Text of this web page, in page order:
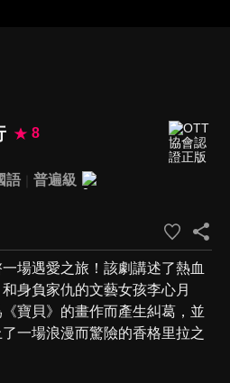
8
語
普遍級
場遇愛之旅！該劇講述了熱血
身負家仇的文藝女孩李心月
《寶貝》的畫作而產生糾葛，並
一場浪漫而驚險的香格里拉之